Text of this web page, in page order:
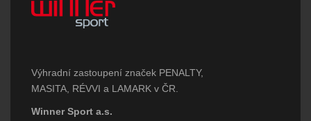
Výhradní zastoupení značek PENALTY,
MASITA, RÉVVI a LAMARK v ČR.
Winner Sport a.s.